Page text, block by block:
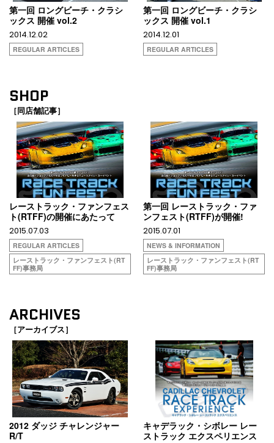
第一回 ロングビーチ・クラシ
ックス 開催 vol.2
2014.12.02
REGULAR ARTICLES
第一回 ロングビーチ・クラシ
ックス 開催 vol.1
2014.12.01
REGULAR ARTICLES
SHOP
［同店舗記事］
レーストラック・ファンフェス
ト(RTFF)の開催にあたって
2015.07.03
REGULAR ARTICLES
レーストラック・ファンフェスト(RT
FF)事務局
第一回 レーストラック・ファ
ンフェスト(RTFF)が開催!
2015.07.01
NEWS & INFORMATION
レーストラック・ファンフェスト(RT
FF)事務局
ARCHIVES
［アーカイブス］
2012 ダッジ チャレンジャー
R/T
キャデラック・シボレー レー
ストラック エクスペリエンス